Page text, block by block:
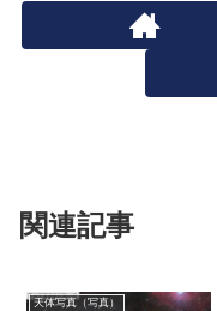
関連記事
天体写真（写真）